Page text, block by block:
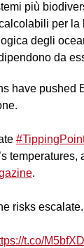
più
per la
degli
da
have pushed
.
risks escalate.
t.co/